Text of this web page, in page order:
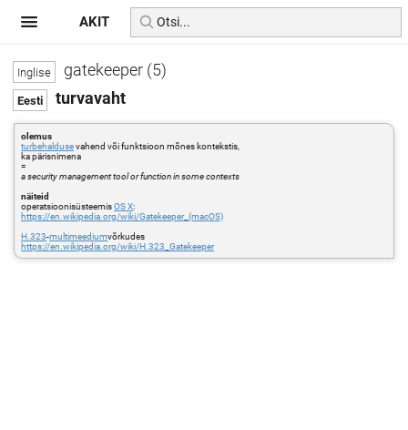
gatekeeper (5)
turvavaht
olemus
turbehaldusevahend või funktsioon mõnes kontekstis,
ka pärisnimena
=
a security management tool or function in some contexts
näiteid
operatsioonisüsteemisOS X:
https://en.wikipedia.org/wiki/Gatekeeper_(macOS)
H.323-multimeediumvõrkudes
https://en.wikipedia.org/wiki/H.323_Gatekeeper
AKIT